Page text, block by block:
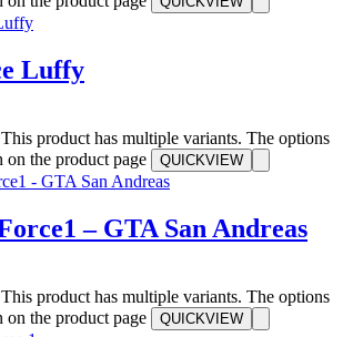
Luffy
This product has multiple variants. The options
on the product page
QUICKVIEW
– GTA San Andreas
This product has multiple variants. The options
on the product page
QUICKVIEW